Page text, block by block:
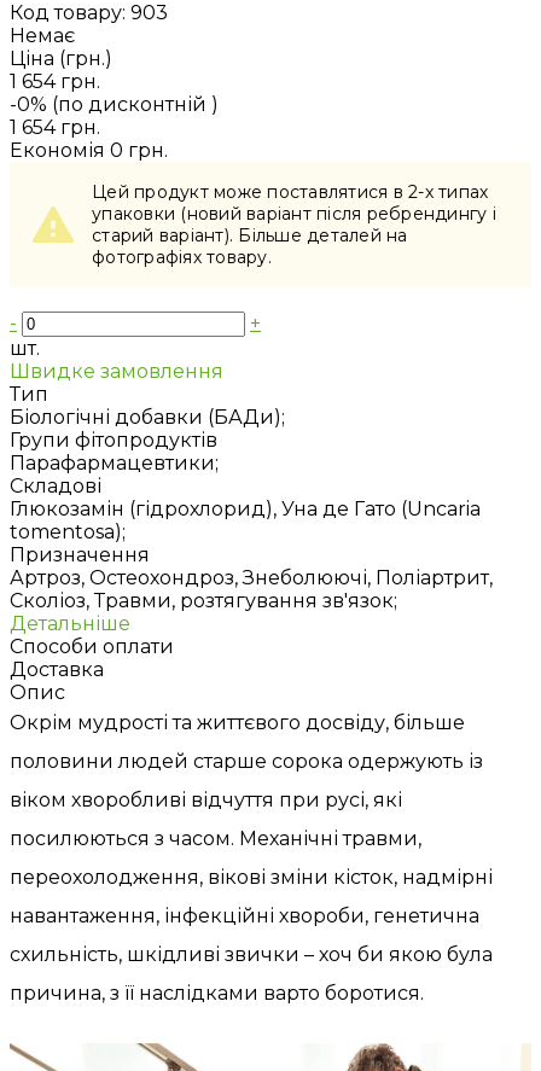
Код товару: 903
Немає
Ціна (грн.)
1 654 грн.
-0% (по дисконтній )
1 654 грн.
Економія 0 грн.
Цей продукт може поставлятися в 2-x типах
упаковки (новий варіант після ребрендингу і
старий варіант). Більше деталей на
фотографіях товару.
-
+
шт.
Швидке замовлення
Тип
Біологічні добавки (БАДи);
Групи фітопродуктів
Парафармацевтики;
Складові
Глюкозамін (гідрохлорид), Уна де Гато (Uncaria
tomentosa);
Призначення
Артроз, Остеохондроз, Знеболюючі, Поліартрит,
Сколіоз, Травми, розтягування зв'язок;
Детальніше
Способи оплати
Доставка
Опис
Окрім мудрості та життєвого досвіду, більше
половини людей старше сорока одержують із
віком хворобливі відчуття при русі, які
посилюються з часом. Механічні травми,
переохолодження, вікові зміни кісток, надмірні
навантаження, інфекційні хвороби, генетична
схильність, шкідливі звички – хоч би якою була
причина, з її наслідками варто боротися.